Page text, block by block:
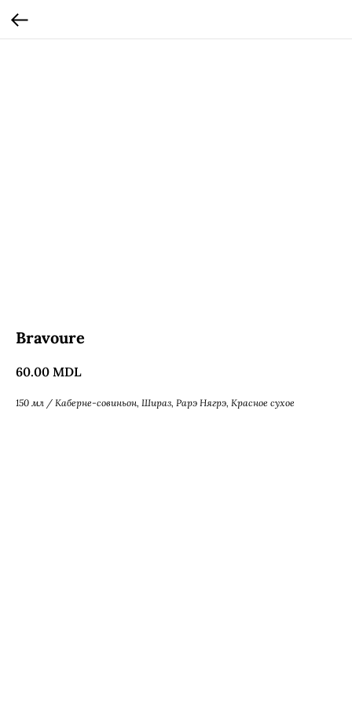
Bravoure
60.00 MDL
150 мл / Каберне-совиньон, Шираз, Рарэ Нягрэ, Красное сухое